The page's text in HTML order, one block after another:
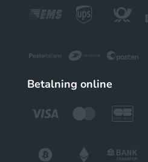
Betalning online